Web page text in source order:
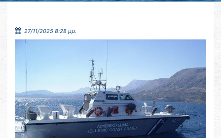
27/11/2025 8:28 μμ.